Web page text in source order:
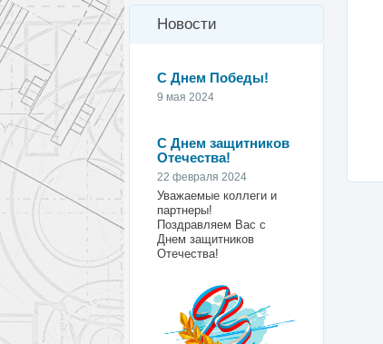
Новости
С Днем Победы!
9 мая 2024
С Днем защитников
Отечества!
22 февраля 2024
Уважаемые коллеги и
партнеры!
Поздравляем Вас с
Днем защитников
Отечества!